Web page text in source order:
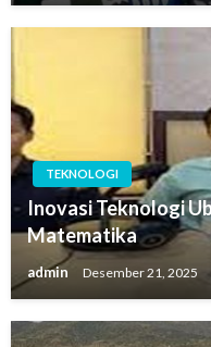
TEKNOLOGI
Inovasi Teknologi
Matematika
admin Desember 21, 2025